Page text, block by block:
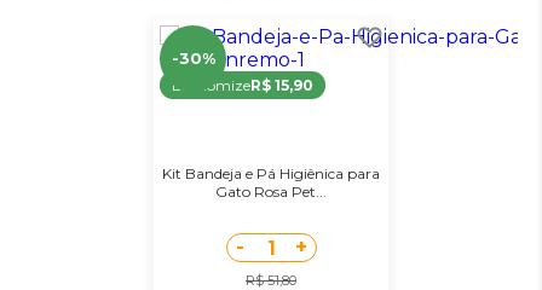
-30%
EconomizeR$ 15,90
Kit Bandeja e Pá Higiênica para
Gato Rosa Pet...
- 1 +
R$ 51,80